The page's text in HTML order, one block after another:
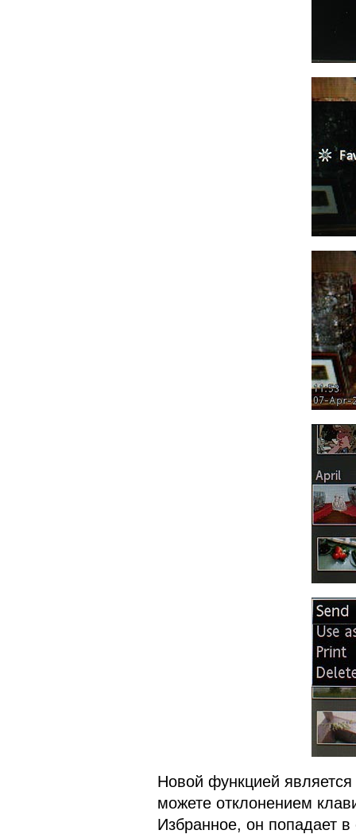
Новой функцией
можете отклонением
Избранное, он попадает в